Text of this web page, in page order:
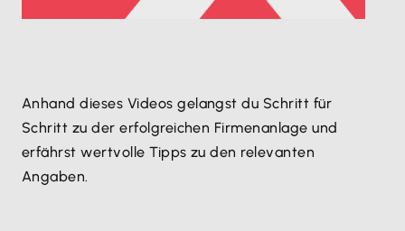
Anhand dieses Videos gelangst du Schritt für
Schritt zu der erfolgreichen Firmenanlage und
erfährst wertvolle Tipps zu den relevanten
Angaben.